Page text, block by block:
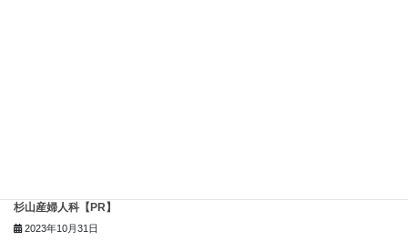
杉山産婦人科【PR】
2023年10月31日